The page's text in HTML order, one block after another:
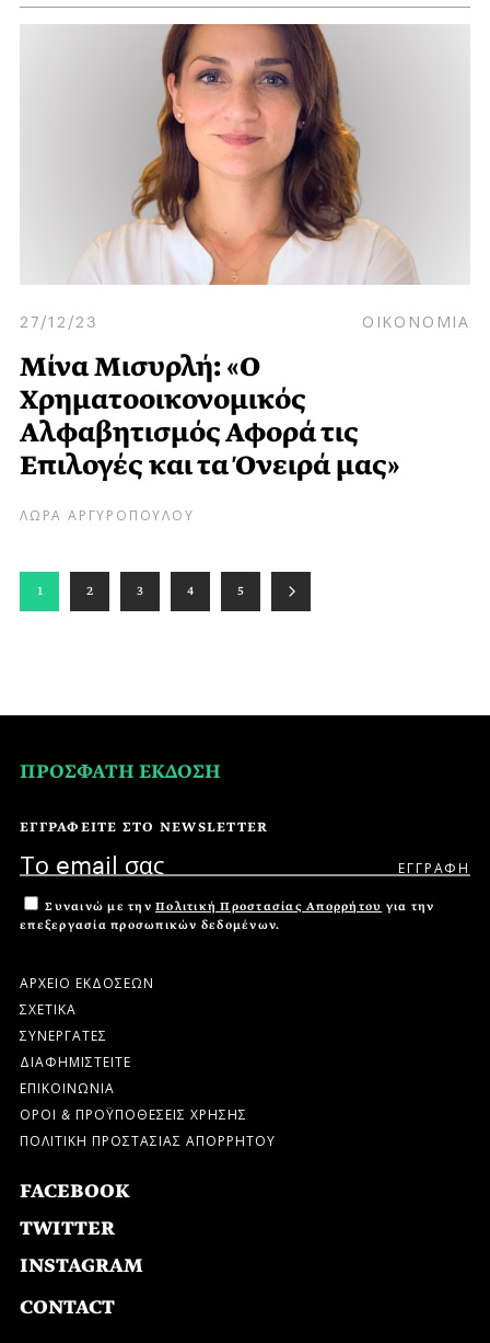
27/12/23 ΟΙΚΟΝΟΜΙΑ
Μίνα Μισυρλή: «Ο
Χρηματοοικονομικός
Αλφαβητισμός Αφορά τις
Επιλογές και τα Όνειρά μας»
ΛΩΡΑ ΑΡΓΥΡΟΠΟΥΛΟΥ
1 2 3 4 5
ΠΡΟΣΦΑΤΗ ΕΚΔΟΣΗ
ΕΓΓΡΑΦΕΙΤΕ ΣΤΟ NEWSLETTER
Συναινώ με την Πολιτική Προστασίας Απορρήτου για την
επεξεργασία προσωπικών δεδομένων.
ΑΡΧΕΙΟ ΕΚΔΟΣΕΩΝ
ΣΧΕΤΙΚΑ
ΣΥΝΕΡΓΑΤΕΣ
ΔΙΑΦΗΜΙΣΤΕΙΤΕ
ΕΠΙΚΟΙΝΩΝΙΑ
ΟΡΟΙ & ΠΡΟΫΠΟΘΕΣΕΙΣ ΧΡΗΣΗΣ
ΠΟΛΙΤΙΚΗ ΠΡΟΣΤΑΣΙΑΣ ΑΠΟΡΡΗΤΟΥ
FACEBOOK
TWITTER
INSTAGRAM
CONTACT